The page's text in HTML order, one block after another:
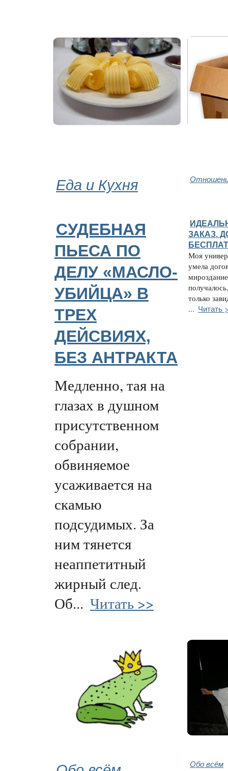
Еда и Кухня
СУДЕБНАЯ
ПЬЕСА ПО
ДЕЛУ «МАСЛО-
УБИЙЦА» В
ТРЕХ
ДЕЙСВИЯХ,
БЕЗ АНТРАКТА
Медленно, тая на
глазах в душном
присутственном
собрании,
обвиняемое
усаживается на
скамью
подсудимых. За
ним тянется
неаппетитный
жирный след.
Об... Читать >>
ЗАКАЗ.
Моя
умела
только
... Читать
Обо всём